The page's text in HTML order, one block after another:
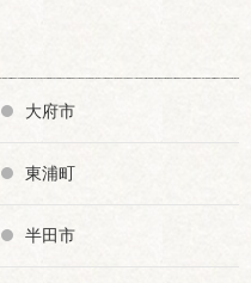
大府市
東浦町
半田市